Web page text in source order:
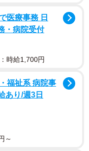
さんのア
IT系フルタイム職で
回この「紙のサーベ
は暇さえあれば絵を
壁紙を気にされてる
キングテープに変え
さんに、この「紙
医療事務 日
・病院受付
時給1,700円
福祉系 病院事
あり/週3日
～